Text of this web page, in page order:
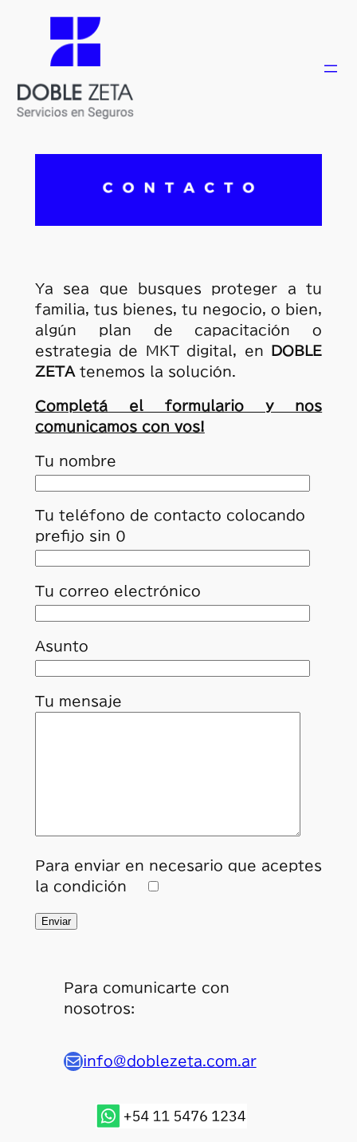
contenido
Ya sea que busques proteger a tu
familia, tus bienes, tu negocio, o bien,
algún plan de capacitación o
estrategia de MKT digital, en
DOBLE
ZETA tenemos la solución.
Completá el formulario y nos
comunicamos con vos!
Tu nombre
Tu teléfono de contacto colocando
prefijo sin 0
Tu correo electrónico
Asunto
Tu mensaje
Para enviar en necesario que aceptes
la condición
Para comunicarte con
nosotros:
Mail info@doblezeta.com.ar